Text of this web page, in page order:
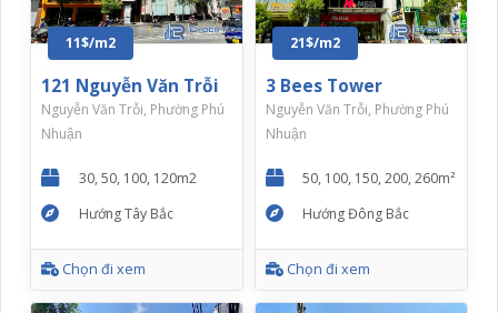
11$/m2
121 Nguyễn Văn Trỗi
Nguyễn Văn Trỗi, Phường Phú
Nhuận
30, 50, 100, 120m2
Hướng Tây Bắc
Chọn đi xem
21$/m2
3 Bees Tower
Nguyễn Văn Trỗi, Phường Phú
Nhuận
50, 100, 150, 200, 260m²
Hướng Đông Bắc
Chọn đi xem